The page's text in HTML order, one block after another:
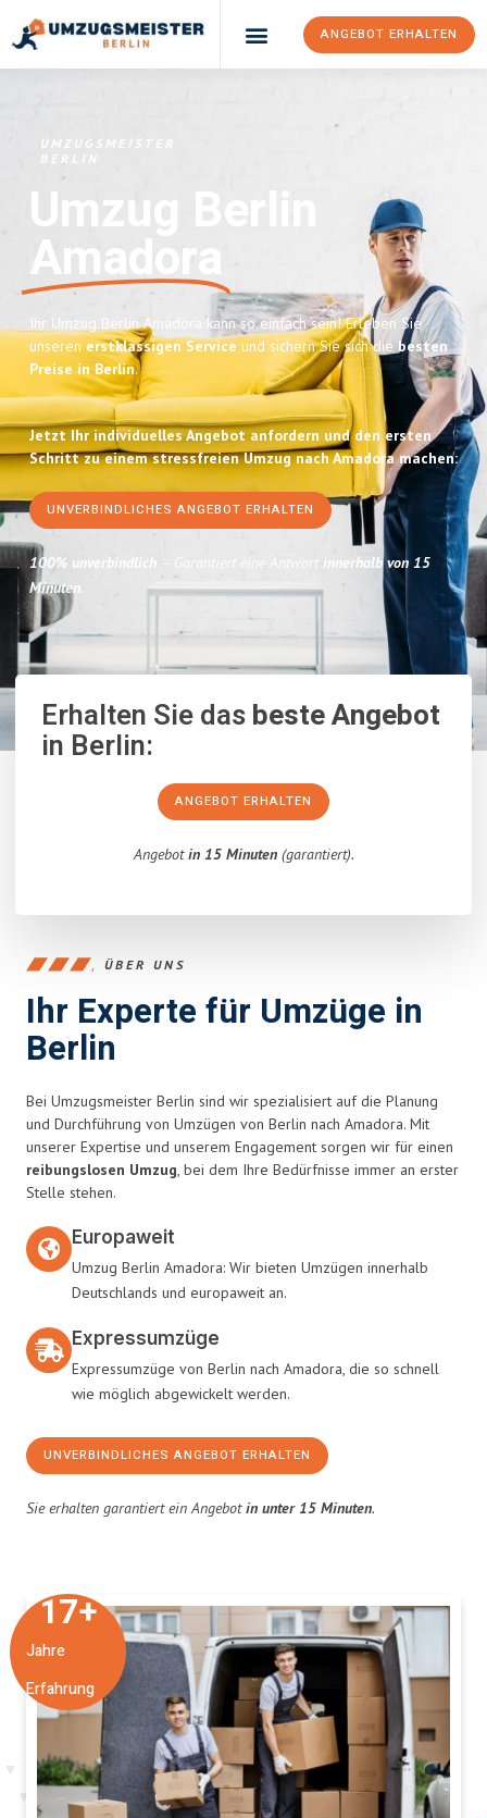
ANGEBOT ERHALTEN
UMZUGSMEISTER
BERLIN
Umzug Berlin
Amadora
Ihr Umzug Berlin Amadora kann so einfach sein! Erleben Sie
unserenerstklassigen Serviceund sichern Sie sich diebesten
Preise in Berlin.
Jetzt Ihr individuelles Angebot anfordern und den ersten
Schritt zu einem stressfreien Umzug nach Amadora machen:
UNVERBINDLICHES ANGEBOT ERHALTEN
100% unverbindlich – Garantiert eine Antwort innerhalb von 15
Minuten.
Erhalten Sie dasbeste Angebot
in Berlin:
ANGEBOT ERHALTEN
Angebotin 15 Minuten(garantiert).
Jahre
Erfahrung
17+
ÜBER UNS
Ihr Experte für Umzüge in
Berlin
Bei Umzugsmeister Berlin sind wir spezialisiert auf die Planung
und Durchführung von Umzügen von Berlin nach Amadora. Mit
unserer Expertise und unserem Engagement sorgen wir für einen
reibungslosen Umzug, bei dem Ihre Bedürfnisse immer an erster
Stelle stehen.
Europaweit
Umzug Berlin Amadora: Wir bieten Umzügen innerhalb
Deutschlands und europaweit an.
Expressumzüge
Expressumzüge von Berlin nach Amadora, die so schnell
wie möglich abgewickelt werden.
UNVERBINDLICHES ANGEBOT ERHALTEN
Sie erhalten garantiert ein Angebotin unter 15 Minuten.